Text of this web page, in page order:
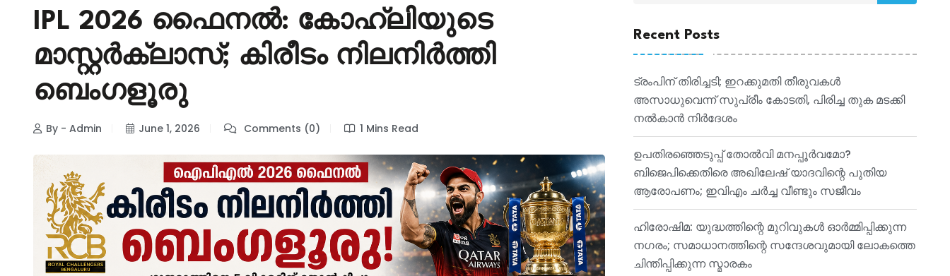
IPL 2026 ഫൈനൽ: കോഹ്‌ലിയുടെ
മാസ്റ്റർക്ലാസ്; കിരീടം നിലനിർത്തി
ബെംഗളൂരു
By - Admin June 1, 2026 Comments (0) 1 Mins Read
Recent Posts
ട്രംപിന് തിരിച്ചടി; ഇറക്കുമതി തീരുവകൾ
അസാധുവെന്ന് സുപ്രീം കോടതി, പിരിച്ച തുക മടക്കി
നൽകാൻ നിർദേശം
ഉപതിരഞ്ഞെടുപ്പ് തോൽവി മനപ്പൂർവമോ?
ബിജെപിക്കെതിരെ അഖിലേഷ് യാദവിന്റെ പുതിയ
ആരോപണം; ഇവിഎം ചർച്ച വീണ്ടും സജീവം
ഹിരോഷിമ: യുദ്ധത്തിന്റെ മുറിവുകൾ ഓർമ്മിപ്പിക്കുന്ന
നഗരം; സമാധാനത്തിന്റെ സന്ദേശവുമായി ലോകത്തെ
ചിന്തിപ്പിക്കുന്ന സ്മാരകം